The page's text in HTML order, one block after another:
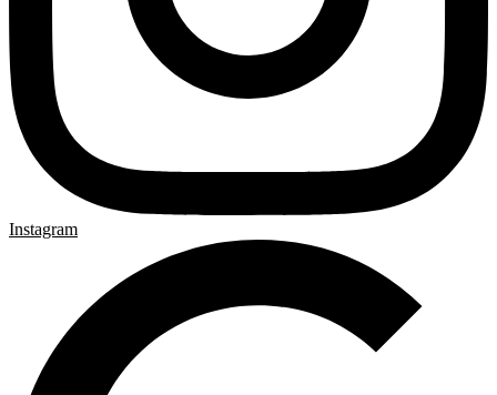
Instagram